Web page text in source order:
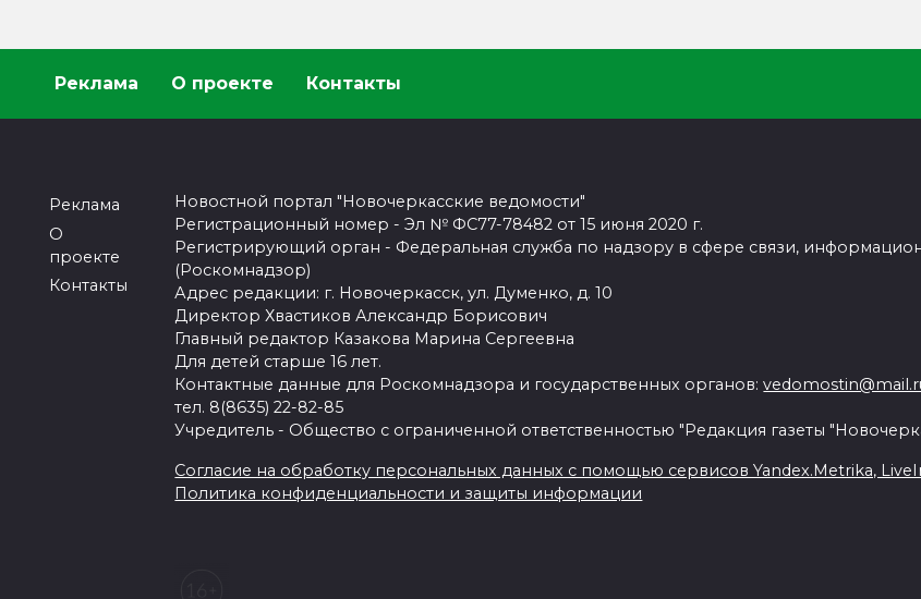
Реклама О проекте Контакты
Реклама
О
проекте
Контакты
Новостной портал "Новочеркасские ведомости"
Регистрационный номер - Эл № ФС77-78482 от 15 июня 2020 г.
Регистрирующий орган - Федеральная служба по надзору в сфере связи,
(Роскомнадзор)
Адрес редакции: г. Новочеркасск, ул. Думенко, д. 10
Директор Хвастиков Александр Борисович
Главный редактор Казакова Марина Сергеевна
Для детей старше 16 лет.
Контактные данные для Роскомнадзора и государственных органов:
тел. 8(8635) 22-82-85
Учредитель - Общество с ограниченной ответственностью "Редакция газеты
Согласие на обработку персональных данных с помощью сервисов Yandex.Metrika,
Политика конфиденциальности и защиты информации